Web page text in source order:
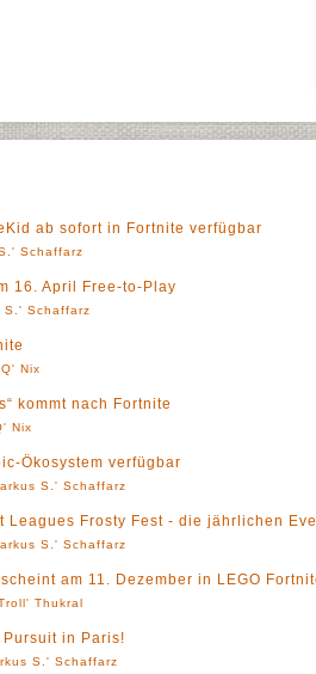
ab sofort in Fortnite verfügbar
Schaffarz
16. April Free-to-Play
S.' Schaffarz
Nix
kommt nach Fortnite
Nix
Ökosystem verfügbar
S.' Schaffarz
Leagues Frosty Fest - die jährlichen
S.' Schaffarz
am 11. Dezember in LEGO
Thukral
in Paris!
S.' Schaffarz